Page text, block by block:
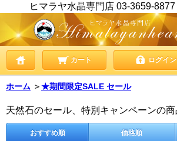
ヒマラヤ水晶専門店 03-3659-
カート ログイン
ホーム ＞★期間限定SALE セール
天然石のセール、特別キャンペーンの商
おすすめ順 価格順